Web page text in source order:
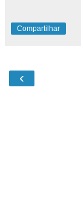
Compartilhar
‹